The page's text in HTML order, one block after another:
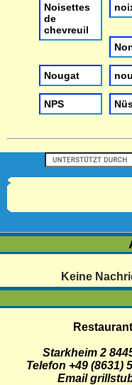
Noisettes
de
chevreuil
Nougat
NPS
Keine
Starkheim 2
Telefon +49 (8631)
Email